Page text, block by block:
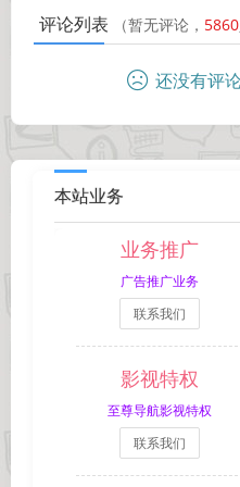
评论列表 （暂无评论， 5860
还没有评
本站业务
业务推广
广告推广业务
联系我们
影视特权
至尊导航影视特权
联系我们